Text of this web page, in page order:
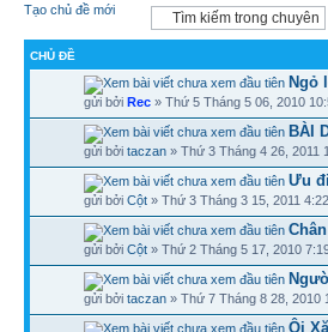
Tạo chủ đề mới
CHỦ ĐỀ
Ngỏ
gửi bởi Rec » Thứ 5 Tháng 5 06, 2010
BÀI
gửi bởi taczan » Thứ 3 Tháng 4 26, 2011
Ưu
gửi bởi Cột » Thứ 3 Tháng 3 15, 2011
gửi bởi Cột » Thứ 2 Tháng 5 17, 2010
gửi bởi taczan » Thứ 7 Tháng 8 28, 2010
Ôi